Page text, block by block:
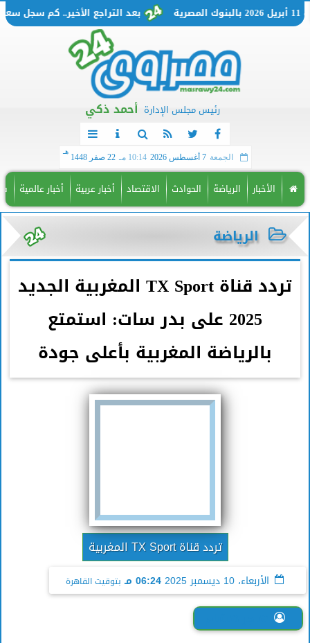
بعد التراجع الأخير.. كم سجل سعر الدولار اليوم السبت 11
رئيس مجلس الإدارة أحمد ذكي
الجمعة 7 أغسطس 2026 10:14 مـ 22 صفر 1448
هـ
الأخبار الرياضة الحوادث الاقتصاد أخبار عربية أخبار عالمية
الرياضة
تردد قناة TX Sport المغربية الجديد
2025 على بدر سات: استمتع
بالرياضة المغربية بأعلى جودة
تردد قناة TX Sport المغربية
الأربعاء، 10 ديسمبر 2025 06:24 مـ بتوقيت القاهرة